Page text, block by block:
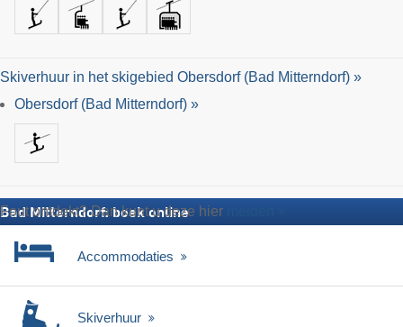
Skiverhuur in het skigebied Obersdorf (Bad Mitterndorf) »
Obersdorf (Bad Mitterndorf) »
Fout ontdekt? Dan kunt u deze hier
Bad Mitterndorf: boek online
Accommodaties
Skiverhuur